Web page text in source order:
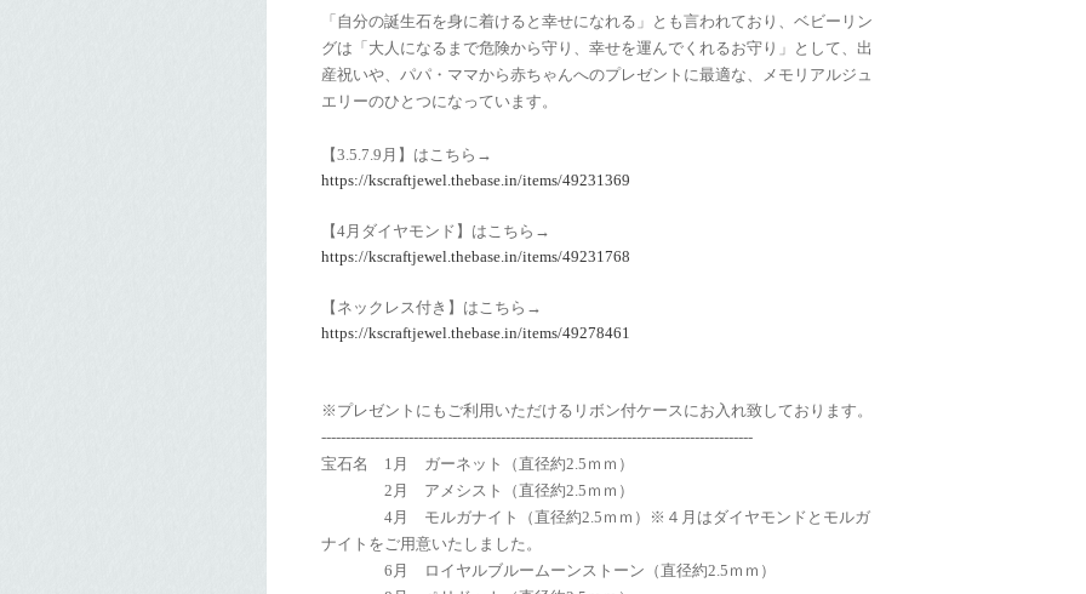
「自分の誕生石を身に着けると幸せになれる」とも言われており、ベビーリン
グは「大人になるまで危険から守り、幸せを運んでくれるお守り」として、出
産祝いや、パパ・ママから赤ちゃんへのプレゼントに最適な、メモリアルジュ
エリーのひとつになっています。
【3.5.7.9月】はこちら→
https://kscraftjewel.thebase.in/items/49231369
【4月ダイヤモンド】はこちら→
https://kscraftjewel.thebase.in/items/49231768
【ネックレス付き】はこちら→
https://kscraftjewel.thebase.in/items/49278461
※プレゼントにもご利用いただけるリボン付ケースにお入れ致しております。
-----------------------------------------------------------------------------------------
宝石名 1月 ガーネット（直径約2.5ｍｍ）
2月 アメシスト（直径約2.5ｍｍ）
4月 モルガナイト（直径約2.5ｍｍ）※４月はダイヤモンドとモルガ
ナイトをご用意いたしました。
6月 ロイヤルブルームーンストーン（直径約2.5ｍｍ）